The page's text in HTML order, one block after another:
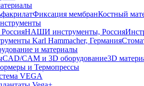
Фиксация мембранКостный
НАШИ инструменты, Россия
Karl Hammacher, Германия
и материалы
CAD/CAM и 3D оборудование3D
и Термопрессы
VEGA